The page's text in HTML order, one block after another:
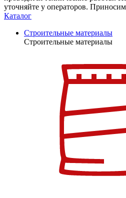
уточняйте у операторов.
Каталог
Строительные материалы
Строительные материалы